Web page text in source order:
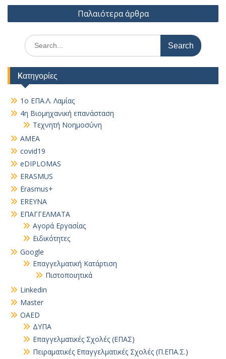
Πλοήγηση
άρθρων
Παλαιότερα άρθρα
Search
for:
Kατηγορίες
1ο ΕΠΑ.Λ. Λαμίας
4η Βιομηχανική επανάσταση
Τεχνητή Νοημοσύνη
AMEA
covid19
eDIPLOMAS
ERASMUS
Erasmus+
EREYNA
EΠΑΓΓΕΛΜΑΤΑ
Αγορά Εργασίας
Ειδικότητες
Google
Επαγγελματική Κατάρτιση
Πιστοποιητικά
Linkedin
Master
OAED
ΔΥΠΑ
Επαγγελματικές Σχολές (ΕΠΑΣ)
Πειραματικές Επαγγελματικές Σχολές (Π.ΕΠΑ.Σ.)